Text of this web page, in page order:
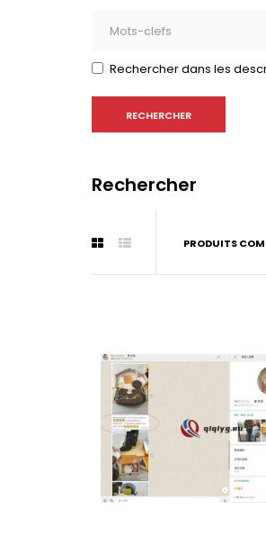
Rechercher dans les
Rechercher
PRODUITS